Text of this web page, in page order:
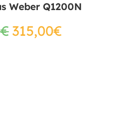
Weber Q1200N
€315,00€